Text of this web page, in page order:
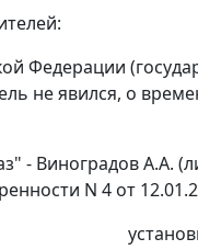
Федерации
не явился, о
- Виноградов А.А.
N 4 от